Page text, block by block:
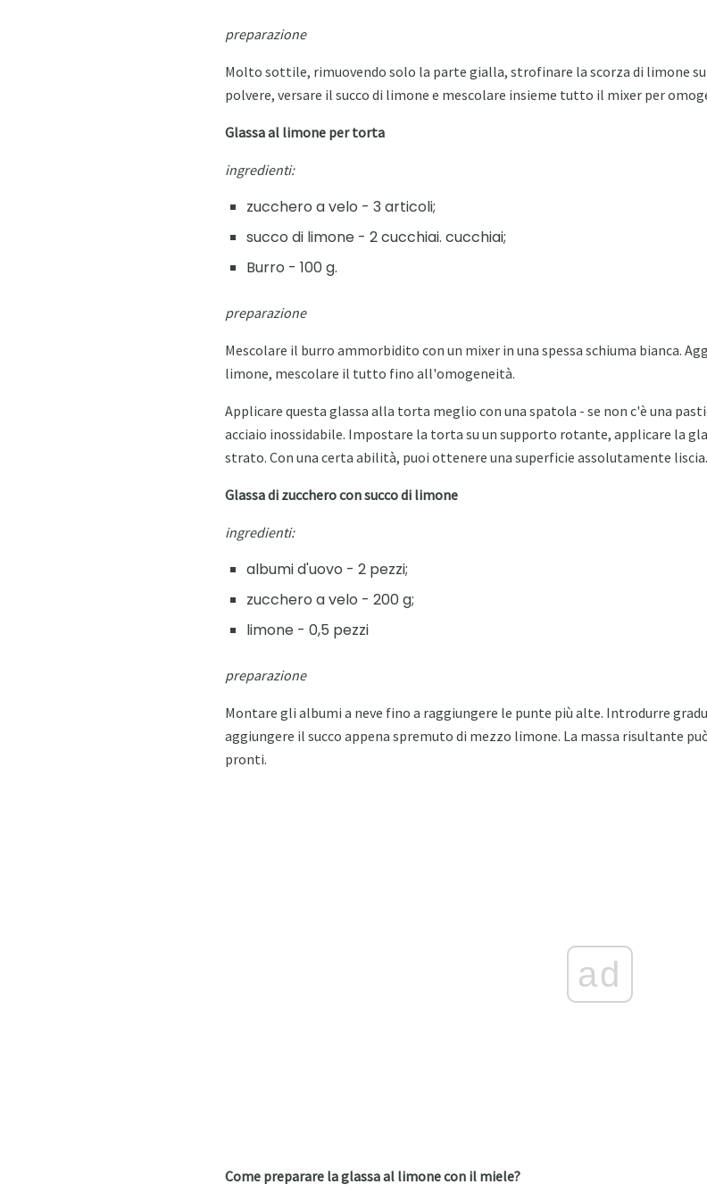
preparazione
Molto sottile, rimuovendo solo la parte gialla, strofinare la scorza di limone
polvere, versare il succo di limone e mescolare insieme tutto il mixer per
Glassa al limone per torta
ingredienti:
zucchero a velo - 3 articoli;
succo di limone - 2 cucchiai. cucchiai;
Burro - 100 g.
preparazione
Mescolare il burro ammorbidito con un mixer in una spessa schiuma bianca.
limone, mescolare il tutto fino all'omogeneità.
Applicare questa glassa alla torta meglio con una spatola - se non c'è una
acciaio inossidabile. Impostare la torta su un supporto rotante, applicare la
strato. Con una certa abilità, puoi ottenere una superficie assolutamente liscia.
Glassa di zucchero con succo di limone
ingredienti:
albumi d'uovo - 2 pezzi;
zucchero a velo - 200 g;
limone - 0,5 pezzi
preparazione
Montare gli albumi a neve fino a raggiungere le punte più alte. Introdurre
aggiungere il succo appena spremuto di mezzo limone. La massa risultante
pronti.
ad
Come preparare la glassa al limone con il miele?